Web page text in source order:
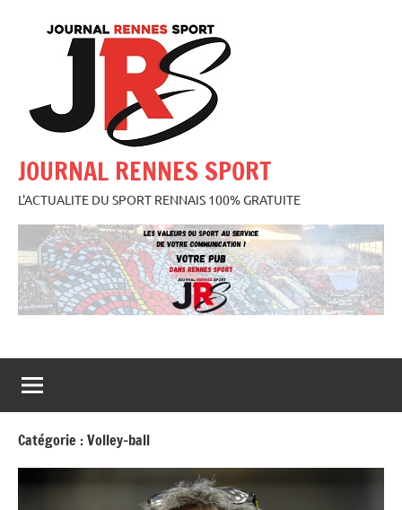
JOURNAL RENNES SPORT
L'ACTUALITE DU SPORT RENNAIS 100% GRATUITE
Catégorie :Volley-ball